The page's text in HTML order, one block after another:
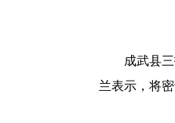
成武县三护
兰表示，将